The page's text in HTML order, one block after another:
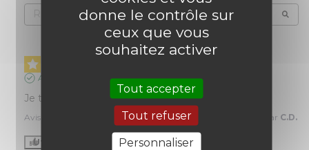
Avis vérifié
Je testerai en mars a la Guadeloupe
Avis du , suite à une expérience du par C.D.
Utile
donne le contrôle sur
ceux que vous
souhaitez activer
Tout accepter
Tout refuser
Personnaliser